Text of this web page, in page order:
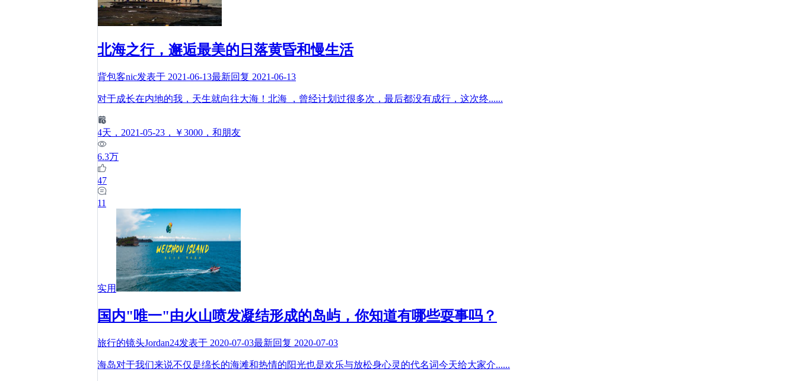
北海之行，邂逅最美的日落黄昏和慢生活
背包客nic发表于 2021-06-13最新回复 2021-06-13
对于成长在内地的我，天生就向往大海！北海 ，曾经计划过很多次，最后都没有成行，这次终......
4天 ，2021-05-23 ，￥3000 ，和朋友
6.3万
47
11
实用
国内"唯一"由火山喷发凝结形成的岛屿，你知道有哪些耍事吗？
旅行的镜头Jordan24发表于 2020-07-03最新回复 2020-07-03
海岛对于我们来说不仅是绵长的海滩和热情的阳光也是欢乐与放松身心灵的代名词今天给大家介......